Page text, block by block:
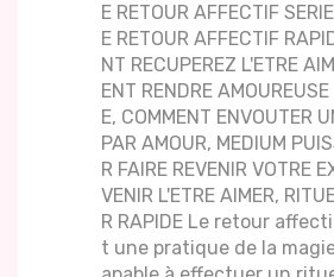
E RETOUR AFFECTIF
E RETOUR AFFECTIF
NT RECUPEREZ L'ETRE
ENT RENDRE AMOUREUSE
E, COMMENT ENVOUTER
PAR AMOUR, MEDIUM
R FAIRE REVENIR VOTRE
VENIR L'ETRE AIMER,
R RAPIDE Le retour
t une pratique de la